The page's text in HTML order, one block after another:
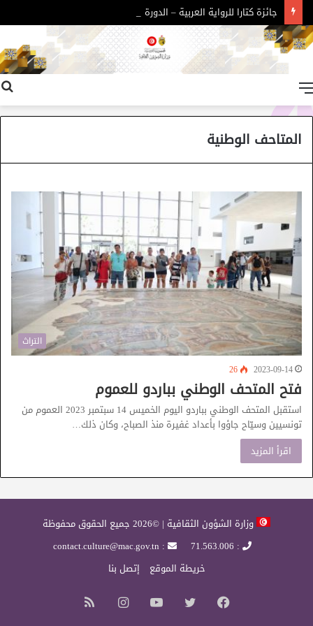
جائزة كتارا للرواية العربية – الدورة 11
المتاحف الوطنية
التراث
2023-09-14
26
فتح المتحف الوطني بباردو للعموم
استقبل المتحف الوطني بباردو اليوم الخميس 14 سبتمبر 2023 العموم من
تونسيين وسيّاح جاؤوا بأعداد غفيرة منذ الصباح، وكان ذلك…
اقرأ المزيد
وزارة الشؤون الثقافية | ©2026 جميع الحقوق محفوظة
: 71.563.006
: contact.culture@mac.gov.tn
خريطة الموقع
إتصل بنا
فيسبوك تويتر يوتيوب انستقرام